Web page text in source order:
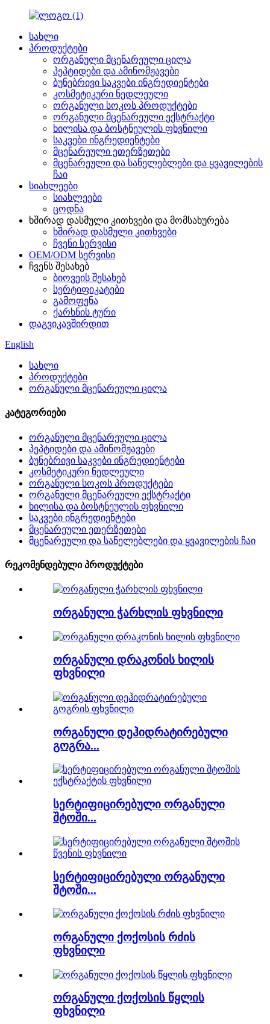
სახლი
პროდუქტები
ორგანული მცენარეული ცილა
პეპტიდები და ამინომჟავები
ბუნებრივი საკვები ინგრედიენტები
კოსმეტიკური ნედლეული
ორგანული სოკოს პროდუქტები
ორგანული მცენარეული ექსტრაქტი
ხილისა და ბოსტნეულის ფხვნილი
საკვები ინგრედიენტები
მცენარეული ეთერზეთები
მცენარეული და სანელებლები და ყვავილების
ჩაი
სიახლეები
სიახლეები
ცოდნა
ხშირად დასმული კითხვები და მომსახურება
ხშირად დასმული კითხვები
ჩვენი სერვისი
OEM/ODM სერვისი
ჩვენს შესახებ
ბიოვეის შესახებ
სერტიფიკატები
გამოფენა
ქარხნის ტური
დაგვიკავშირდით
English
სახლი
პროდუქტები
ორგანული მცენარეული ცილა
კატეგორიები
ორგანული მცენარეული ცილა
პეპტიდები და ამინომჟავები
ბუნებრივი საკვები ინგრედიენტები
კოსმეტიკური ნედლეული
ორგანული სოკოს პროდუქტები
ორგანული მცენარეული ექსტრაქტი
ხილისა და ბოსტნეულის ფხვნილი
საკვები ინგრედიენტები
მცენარეული ეთერზეთები
მცენარეული და სანელებლები და ყვავილების ჩაი
რეკომენდებული პროდუქტები
ორგანული ჭარხლის ფხვნილი
ორგანული დრაკონის ხილის
ფხვნილი
ორგანული დეჰიდრატირებული
გოგრა...
სერტიფიცირებული ორგანული
შტოში...
სერტიფიცირებული ორგანული
შტოში...
ორგანული ქოქოსის რძის
ფხვნილი
ორგანული ქოქოსის წყლის
ფხვნილი